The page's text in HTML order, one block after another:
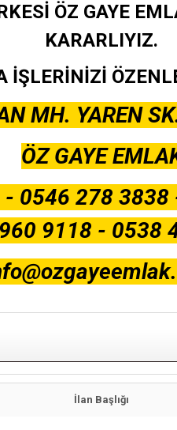
ÖZ GAYE
KARARLIYIZ.
İŞLERİNİZİ
MH. YAREN
ÖZ GAYE
0546 278
9118 - 0538
İlan Başlığı